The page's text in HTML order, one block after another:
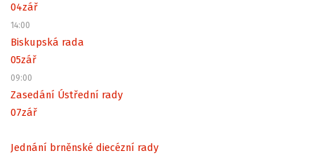
04zář
14:00
Biskupská rada
05zář
09:00
Zasedání Ústřední rady
07zář
Jednání brněnské diecézní rady